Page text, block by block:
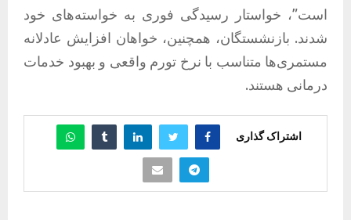
است”، خواستار رسیدگی فوری به خواسته‌های خود
شدند. بازنشستگان، همچنین، خواهان افزایش عادلانه
مستمری‌ها متناسب با نرخ تورم واقعی و بهبود خدمات
درمانی هستند.
اشتراک گذاری